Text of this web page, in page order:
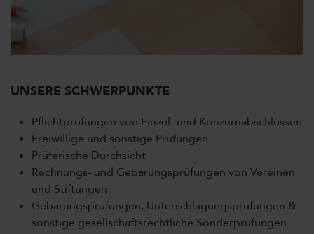
UNSERE SCHWERPUNKTE
Pflichtprüfungen von Einzel- und Konzernabschlüssen
Freiwillige und sonstige Prüfungen
Prüferische Durchsicht
Rechnungs- und Gebarungsprüfungen von Vereinen
und Stiftungen
Gebarungsprüfungen, Unterschlagungsprüfungen &
sonstige gesellschaftsrechtliche Sonderprüfungen